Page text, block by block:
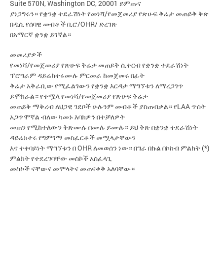
Suite 570N, Washington DC, 20001 ይምጡና
ያነጋግሩን። የቋንቋ ተደራሽነት የመነሻ/የመጀመሪያ የጽሁፍ ቅሬታ መጠይቅ ቅጽ
በዲሲ የሰባዊ መብቶች ቢሮ/OHR/ ድረገጽ
በአማርኛ ቋንቋ ይገኛል።
መመሪያዎች
የመነሻ/የመጀመሪያ የጽሁፍ ቅሬታ መጠይቅ ሲቀርብ የቋንቋ ተደራሽነት
ፕሮግራም ዳይሬክተሩሙሉ ምርመራ ከመጀመሩ በፊት
ቅሬታ አቅራቢው የሚፈልገውን የቋንቋ እርዳታ ማግኘቱን ለማረጋገጥ
ይሞክራል። የተሟላ የመነሻ/የመጀመሪያ የጽሁፍ ቅሬታ
መጠይቅ ማቅረብ ለህጋዊ ገደቦች ሁሉንም መብቶች ያስጠብቃል። የLAA ጥሰት
አጋጥሞኛል ብለው ካመኑ እባክዎን በተቻለዎት
መጠን የሚከተለውን ቅጽሙሉ በሙሉ ይሙሉ። ይህ ቅጽ በቋንቋ ተደራሽነት
ዳይሬክተሩ የግምገማ መስፈርቶች መሟላታቸውን
እና ተቀባይነት ማግኘቱን በ OHR ለመወሰን ነው። በግራ በኩል በኮከብ ምልክት (*)
ምልክት የተደረገባቸው መስኮች አስፈላጊ
መስኮች ናቸውና መሞላትና መጠናቀቅ አለባቸው።